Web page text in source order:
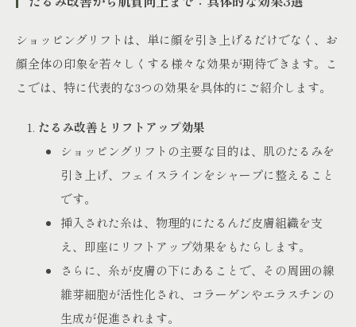
ショッピングリフトは、単に顔を引き上げるだけでなく、お
顔全体の印象を若々しくする様々な効果が期待できます。こ
こでは、特に代表的な3つの効果を具体的にご紹介します。
たるみ改善とリフトアップ効果
ショッピングリフトの主要な目的は、肌のたるみを
引き上げ、フェイスラインをシャープに整えること
です。
挿入された糸は、物理的にたるんだ皮膚組織を支
え、即座にリフトアップ効果をもたらします。
さらに、糸が皮膚の下にあることで、その周囲の線
維芽細胞が活性化され、コラーゲンやエラスチンの
生成が促進されます。